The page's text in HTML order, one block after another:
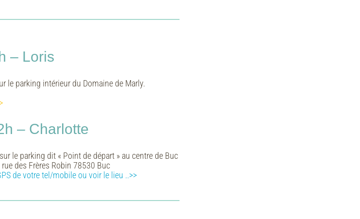
– Loris
le parking intérieur du Domaine de Marly.
– Charlotte
le parking dit « Point de départ » au centre de Buc
des Frères Robin 78530 Buc
de votre tel/mobile ou voir le lieu ..>>